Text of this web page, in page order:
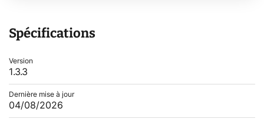
Spécifications
Version
1.3.3
Dernière mise à jour
04/08/2026